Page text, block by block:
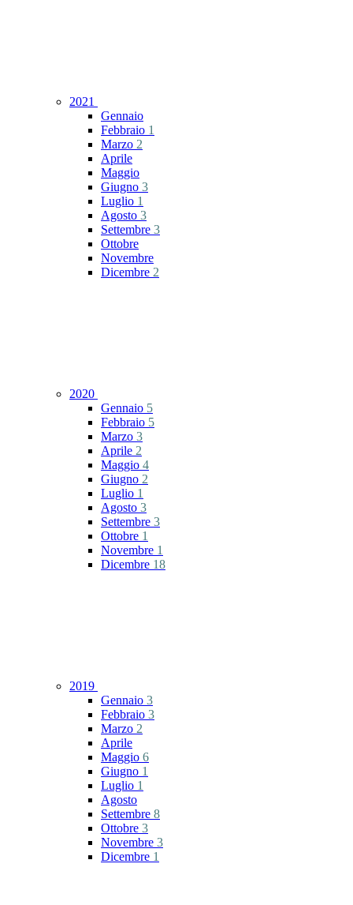
2021
Gennaio
Febbraio 1
Marzo 2
Aprile
Maggio
Giugno 3
Luglio 1
Agosto 3
Settembre 3
Ottobre
Novembre
Dicembre 2
2020
Gennaio 5
Febbraio 5
Marzo 3
Aprile 2
Maggio 4
Giugno 2
Luglio 1
Agosto 3
Settembre 3
Ottobre 1
Novembre 1
Dicembre 18
2019
Gennaio 3
Febbraio 3
Marzo 2
Aprile
Maggio 6
Giugno 1
Luglio 1
Agosto
Settembre 8
Ottobre 3
Novembre 3
Dicembre 1